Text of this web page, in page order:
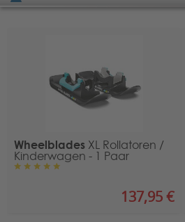
Herstellerinformation
CH-7304 Maienfeld, Schweiz
Kontakt:info@wheelblades.ch
Proteno GmbH
Niederwettersche Str. 1
Wheelblades XL Rollatoren /
Kinderwagen - 1 Paar
137,95 €